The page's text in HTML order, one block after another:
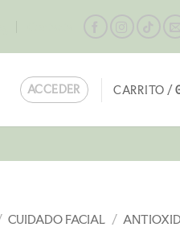
ACCEDER CARRITO /
CUIDADO FACIAL /